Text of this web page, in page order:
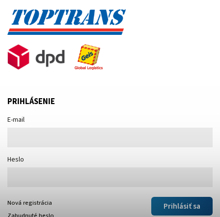
PRIHLÁSENIE
E-mail
Heslo
Prihlásiť sa
Nová registrácia